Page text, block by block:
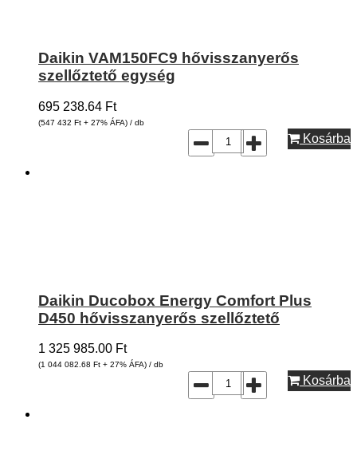
Daikin VAM150FC9 hővisszanyerős
szellőztető egység
695 238.64 Ft
(547 432 Ft + 27% ÁFA) / db
Kosárba
Daikin Ducobox Energy Comfort Plus
D450 hővisszanyerős szellőztető
1 325 985.00 Ft
(1 044 082.68 Ft + 27% ÁFA) / db
Kosárba